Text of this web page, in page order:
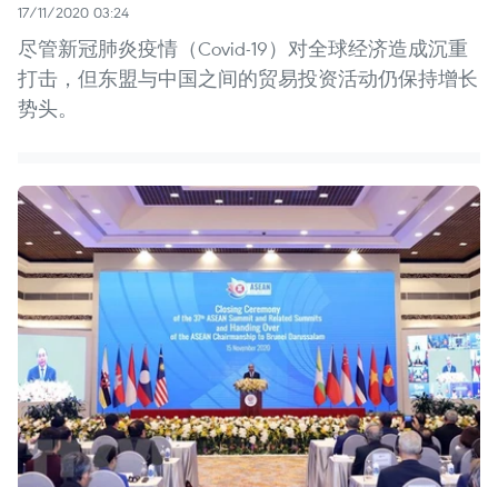
17/11/2020 03:24
尽管新冠肺炎疫情（Covid-19）对全球经济造成沉重
打击，但东盟与中国之间的贸易投资活动仍保持增长
势头。